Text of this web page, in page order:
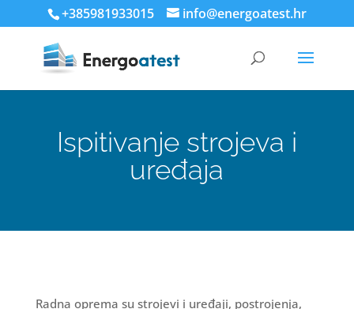
+385981933015 info@energoatest.hr
Ispitivanje strojeva i
uređaja
Radna oprema su strojevi i uređaji, postrojenja,